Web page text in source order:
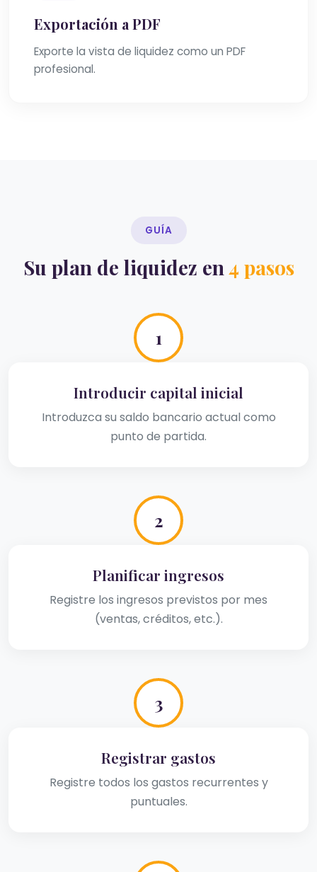
Exportación a PDF
Exporte la vista de liquidez como un PDF
profesional.
GUÍA
Su plan de liquidez en4 pasos
1
Introducir capital inicial
Introduzca su saldo bancario actual como
punto de partida.
2
Planificar ingresos
Registre los ingresos previstos por mes
(ventas, créditos, etc.).
3
Registrar gastos
Registre todos los gastos recurrentes y
puntuales.